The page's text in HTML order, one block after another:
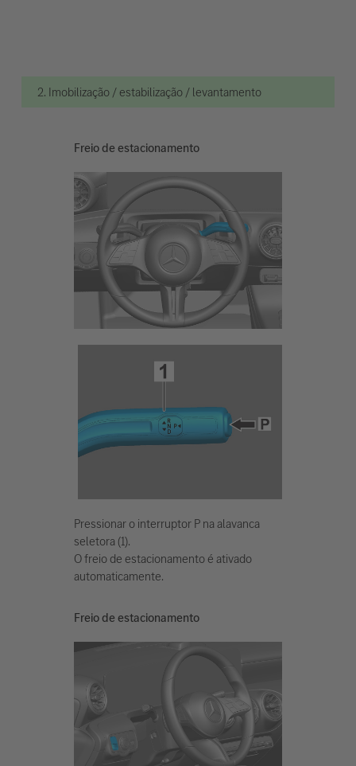
2. Imobilização / estabilização / levantamento
Freio de estacionamento
Pressionar o interruptor P na alavanca
seletora (1).
O freio de estacionamento é ativado
automaticamente.
Freio de estacionamento